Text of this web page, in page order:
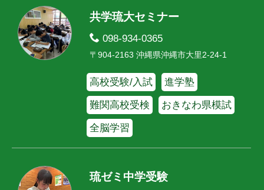
共学琉大セミナー
098-934-0365
〒904-2163 沖縄県沖縄市大里2-24-1
高校受験/入試 進学塾
難関高校受検 おきなわ県模試
全脳学習
琉ゼミ中学受験